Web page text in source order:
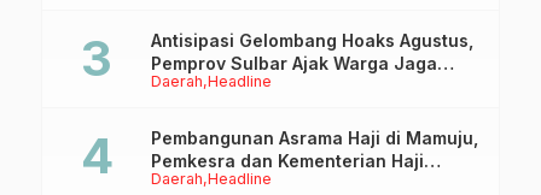
Daerah Headline
Antisipasi Gelombang Hoaks Agustus,
Pemprov Sulbar Ajak Warga Jaga
Ruang Digital
Daerah Headline
Pembangunan Asrama Haji di Mamuju,
Pemkesra dan Kementerian Haji
Sulbar Tinjau Lokasi